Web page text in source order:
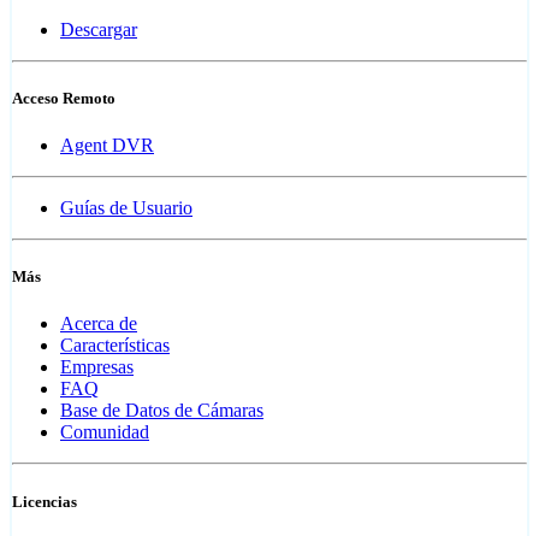
Descargar
Acceso Remoto
Agent DVR
Guías de Usuario
Más
Acerca de
Características
Empresas
FAQ
Base de Datos de Cámaras
Comunidad
Licencias